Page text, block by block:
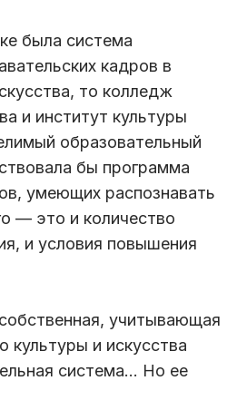
была система
кадров в
то колледж
и институт культуры
образовательный
бы программа
умеющих распознавать
— это и количество
и условия повышения
учитывающая
культуры и искусства
система… Но ее